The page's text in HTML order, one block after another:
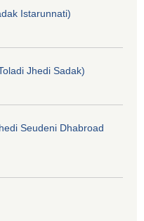
Istarunnati)
Jhedi Sadak)
Seudeni Dhabroad